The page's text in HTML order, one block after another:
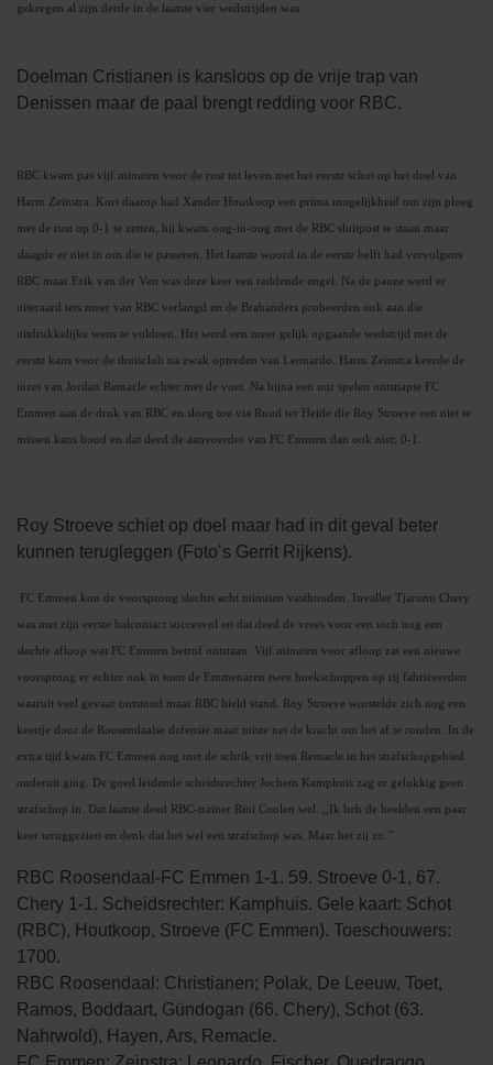
gekregen al zijn derde in de laatste vier wedstrijden was.
Doelman Cristianen is kansloos op de vrije trap van
Denissen maar de paal brengt redding voor RBC.
RBC kwam pas vijf minuten voor de rust tot leven met het eerste schot op het doel van
Harm Zeinstra. Kort daarop had Xander Houtkoop een prima mogelijkheid om zijn ploeg
met de rust op 0-1 te zetten, hij kwam oog-in-oog met de RBC sluitpost te staan maar
slaagde er niet in om die te passeren. Het laatste woord in de eerste helft had vervolgens
RBC maar Erik van der Ven was deze keer een reddende engel. Na de pauze werd er
uiteraard iets meer van RBC verlangd en de Brabanders probeerden ook aan die
uitdrukkelijke wens te voldoen. Het werd een meer gelijk opgaande wedstrijd met de
eerste kans voor de thuisclub na zwak optreden van Leonardo. Harm Zeinstra keerde de
inzet van Jordan Remacle echter met de voet. Na bijna een uur spelen ontsnapte FC
Emmen aan de druk van RBC en sloeg toe via Ruud ter Heide die Roy Stroeve een niet te
missen kans bood en dat deed de aanvoerder van FC Emmen dan ook niet: 0-1.
Roy Stroeve schiet op doel maar had in dit geval beter
kunnen terugleggen (Foto’s Gerrit Rijkens).
FC Emmen kon de voorsprong slechts acht minuten vasthouden. Invaller Tjaronn Chery
was met zijn eerste balcontact succesvol en dat deed de vrees voor een toch nog een
slechte afloop wat FC Emmen betrof ontstaan. Vijf minuten voor afloop zat een nieuwe
voorsprong er echter ook in toen de Emmenaren twee hoekschoppen op rij fabriceerden
waaruit veel gevaar ontstond maar RBC hield stand. Roy Stroeve worstelde zich nog een
keertje door de Roosendaalse defensie maar miste net de kracht om het af te ronden. In de
extra tijd kwam FC Emmen nog met de schrik vrij toen Remacle in het strafschopgebied
onderuit ging. De goed leidende scheidsrechter Jochem Kamphuis zag er gelukkig geen
strafschop in. Dat laatste deed RBC-trainer Rini Coolen wel: ,,Ik heb de beelden een paar
keer teruggezien en denk dat het wel een strafschop was. Maar het zij zo.’’
RBC Roosendaal-FC Emmen 1-1. 59. Stroeve 0-1, 67.
Chery 1-1. Scheidsrechter: Kamphuis. Gele kaart: Schot
(RBC), Houtkoop, Stroeve (FC Emmen). Toeschouwers:
1700.
RBC Roosendaal: Christianen; Polak, De Leeuw, Toet,
Ramos, Boddaart, Gündogan (66. Chery), Schot (63.
Nahrwold), Hayen, Ars, Remacle.